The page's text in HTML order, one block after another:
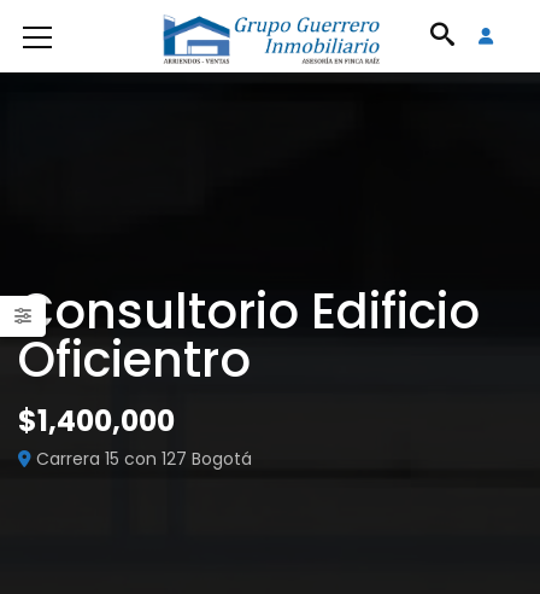
Consultorio Edificio
Oficientro
$1,400,000
Carrera 15 con 127 Bogotá